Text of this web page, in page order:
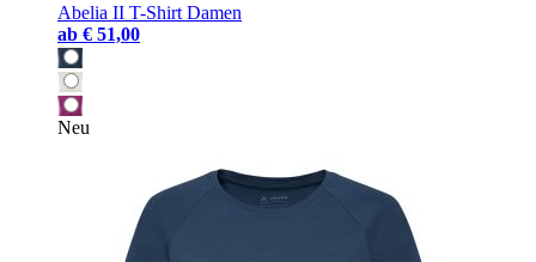
Abelia II T-Shirt Damen
ab € 51,00
Neu